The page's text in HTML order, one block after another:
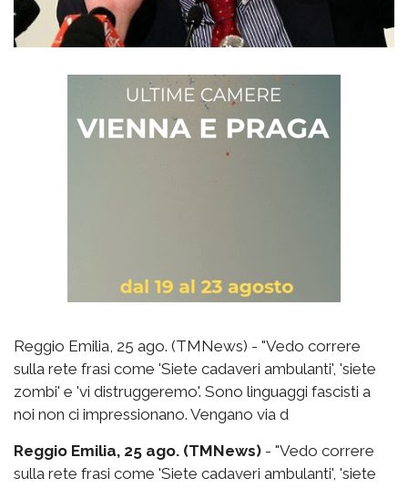
Reggio Emilia, 25 ago. (TMNews) - "Vedo correre
sulla rete frasi come 'Siete cadaveri ambulanti', 'siete
zombi' e 'vi distruggeremo'. Sono linguaggi fascisti a
noi non ci impressionano. Vengano via d
Reggio Emilia, 25 ago. (TMNews) - "Vedo correre
sulla rete frasi come 'Siete cadaveri ambulanti', 'siete